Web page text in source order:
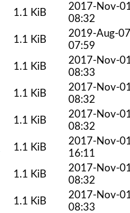
1.1 KiB
2017-Nov-
08:32
1.1 KiB
2019-Aug-07
07:59
1.1 KiB
2017-Nov-
08:33
1.1 KiB
2017-Nov-
08:32
1.1 KiB
2017-Nov-
08:32
1.1 KiB
2017-Nov-
16:11
1.1 KiB
2017-Nov-
08:32
1.1 KiB
2017-Nov-
08:33